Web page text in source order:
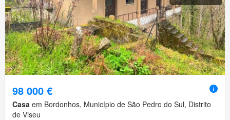
98 000 €
Casa em Bordonhos, Município de São Pedro do Sul, Distrito
de Viseu